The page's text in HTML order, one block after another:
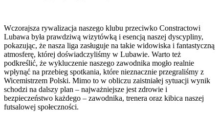
Wczorajsza rywalizacja naszego klubu przeciwko Constractowi
Lubawa była prawdziwą wizytówką i esencją naszej dyscypliny,
pokazując, że nasza liga zasługuje na takie widowiska i fantastyczną
atmosferę, której doświadczyliśmy w Lubawie. Warto też
podkreślić, że wykluczenie naszego zawodnika mogło realnie
wpłynąć na przebieg spotkania, które nieznacznie przegraliśmy z
Wicemistrzem Polski. Mimo to w obliczu zaistniałej sytuacji wynik
schodzi na dalszy plan – najważniejsze jest zdrowie i
bezpieczeństwo każdego – zawodnika, trenera oraz kibica naszej
futsalowej społeczności.